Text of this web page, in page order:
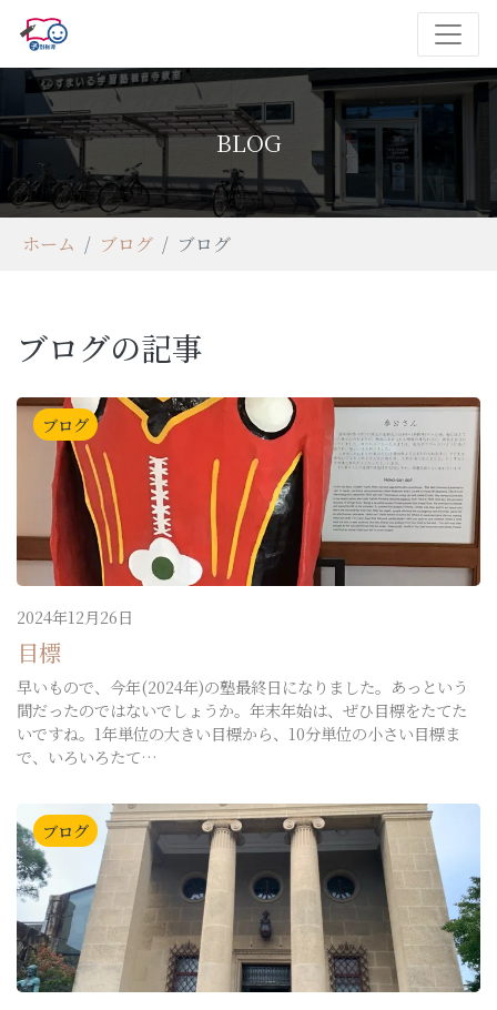
BLOG
ホーム ブログ ブログ
ブログの記事
ブログ
2024年12月26日
目標
早いもので、今年(2024年)の塾最終日になりました。あっという
間だったのではないでしょうか。年末年始は、ぜひ目標をたてた
いですね。1年単位の大きい目標から、10分単位の小さい目標ま
で、いろいろたて…
ブログ